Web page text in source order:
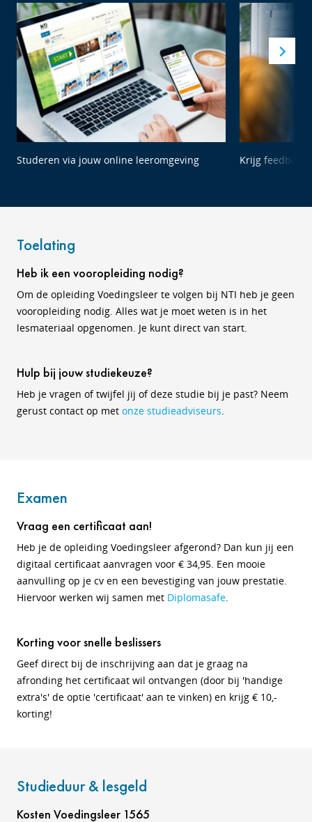
Studeren via jouw online leeromgeving Krijg feedback
Toelating
Heb ik een vooropleiding nodig?
Om de opleiding Voedingsleer te volgen bij NTI heb je geen
vooropleiding nodig. Alles wat je moet weten is in het
lesmateriaal opgenomen. Je kunt direct van start.
Hulp bij jouw studiekeuze?
Heb je vragen of twijfel jij of deze studie bij je past? Neem
gerust contact op met onze studieadviseurs.
Examen
Vraag een certificaat aan!
Heb je de opleiding Voedingsleer afgerond? Dan kun jij een
digitaal certificaat aanvragen voor € 34,95. Een mooie
aanvulling op je cv en een bevestiging van jouw prestatie.
Hiervoor werken wij samen met Diplomasafe.
Korting voor snelle beslissers
Geef direct bij de inschrijving aan dat je graag na
afronding het certificaat wil ontvangen (door bij 'handige
extra's' de optie 'certificaat' aan te vinken) en krijg € 10,-
korting!
Studieduur & lesgeld
Kosten Voedingsleer 1565